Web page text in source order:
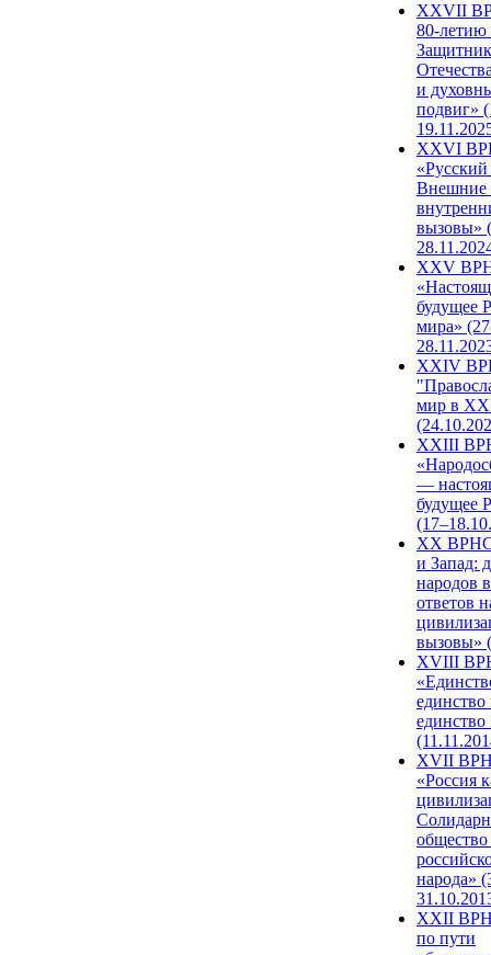
ХХVII
80-
и
подвиг»
XXVI
Внешние
вызовы»
XXV
будущее
мира»
XXIV
мир в
XXIII
—
будущее
XX ВРНС
и Запад:
народов
ответов
вызовы»
XVIII
единство
единство
XVII
«Россия
народа»
XXII
по пути